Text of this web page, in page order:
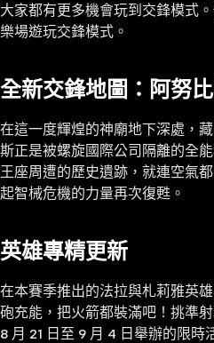
大家都有更多機會玩到交鋒模式
樂場遊玩交鋒模式。
全新交鋒地圖：阿努
在這一度輝煌的神廟地下深處，
斯正是被螺旋國際公司隔離的全
王座周遭的歷史遺跡，就連空氣
起智械危機的力量再次復甦。
英雄專精更新
在本賽季推出的法拉與札莉雅英
砲充能，把火箭都裝滿吧！挑準
8 月 21 日至 9 月 4 日舉辦的限